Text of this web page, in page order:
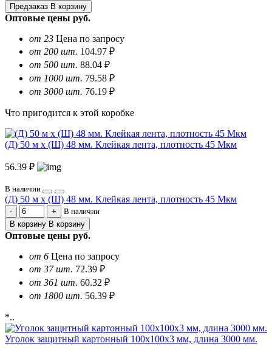
Предзаказ В корзину
Оптовые цены руб.
от 23 Цена по запросу
от 200 шт. 104.97 ₽
от 500 шт. 88.04 ₽
от 1000 шт. 79.58 ₽
от 3000 шт. 76.19 ₽
Что пригодится к этой коробке
(Д) 50 м х (Ш) 48 мм. Клейкая лента, плотность 45 Мкм
56.39 ₽
В наличии
(Д) 50 м х (Ш) 48 мм. Клейкая лента, плотность 45 Мкм
В наличии
В корзину В корзину
Оптовые цены руб.
от 6 Цена по запросу
от 37 шт. 72.39 ₽
от 361 шт. 60.32 ₽
от 1800 шт. 56.39 ₽
*..
Уголок защитный картонный 100х100х3 мм, длина 3000 мм.